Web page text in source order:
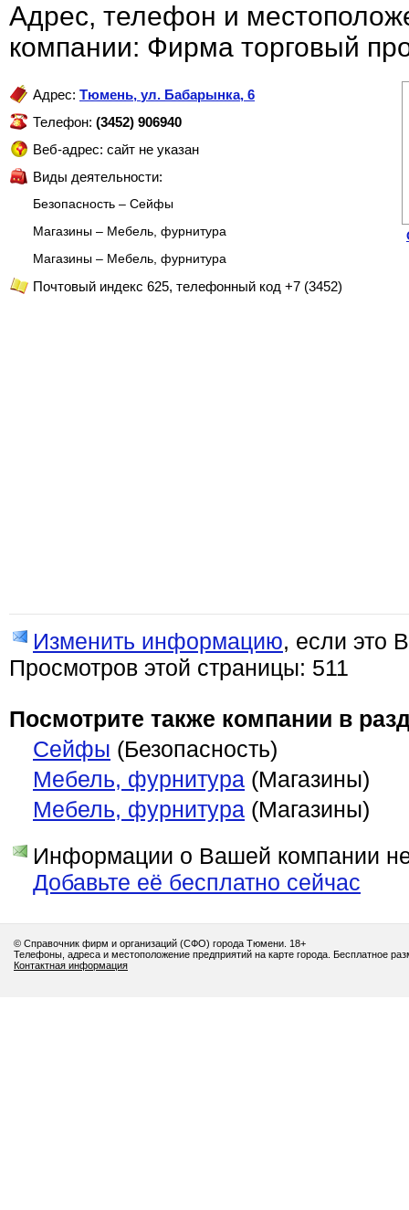
Адрес, телефон и
компании: Фирма торговый
Адрес: Тюмень, ул. Бабарынка, 6
Телефон: (3452) 906940
Веб-адрес: сайт не указан
Виды деятельности:
Безопасность – Сейфы
Магазины – Мебель, фурнитура
Магазины – Мебель, фурнитура
Почтовый индекс 625, телефонный код +7 (3452)
Изменить информацию, если это
Просмотров этой страницы: 511
Посмотрите также компании в
Сейфы (Безопасность)
Мебель, фурнитура (Магазины)
Мебель, фурнитура (Магазины)
Информации о Вашей компании
Добавьте её бесплатно сейчас
© Справочник фирм и организаций (СФО) города Тюмени. 18+
Телефоны, адреса и местоположение предприятий на карте города. Бесплатное
Контактная информация